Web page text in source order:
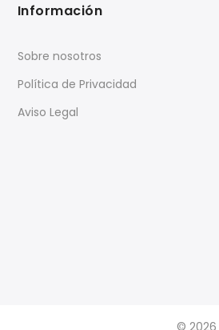
Información
Sobre nosotros
Política de Privacidad
Aviso Legal